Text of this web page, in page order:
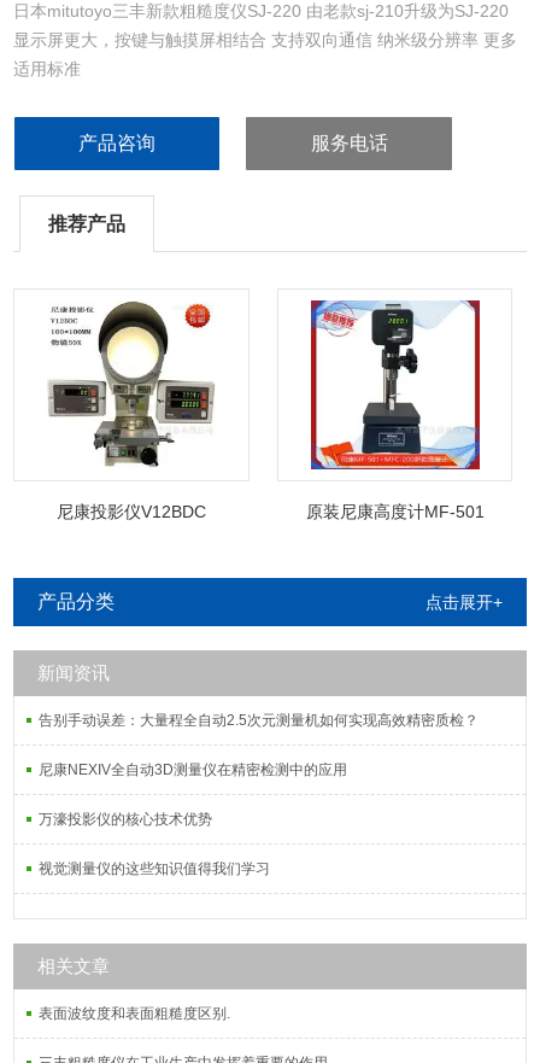
日本mitutoyo三丰新款粗糙度仪SJ-220 由老款sj-210升级为SJ-220
显示屏更大，按键与触摸屏相结合 支持双向通信 纳米级分辨率 更多
适用标准
产品咨询 服务电话
推荐产品
尼康投影仪V12BDC 原装尼康高度计MF-501
产品分类 点击展开+
新闻资讯
告别手动误差：大量程全自动2.5次元测量机如何实现高效精密质检？
尼康NEXIV全自动3D测量仪在精密检测中的应用
万濠投影仪的核心技术优势
视觉测量仪的这些知识值得我们学习
相关文章
表面波纹度和表面粗糙度区别.